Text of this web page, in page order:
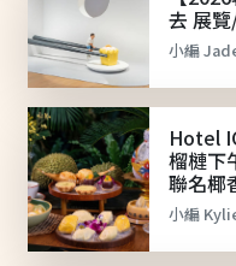
去 展
小編
Hotel
榴槤下
聯名椰
小編